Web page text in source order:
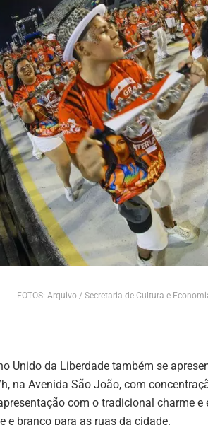
FOTOS: Arquivo / Secretaria de Cultura e
Unido da Liberdade também se
na Avenida São João, com
com o tradicional charme e
e branco para as ruas da cidade.